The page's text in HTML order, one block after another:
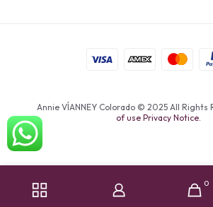
Annie VÍANNEY Colorado © 2025 All Rights
of use Privacy Notice.
0